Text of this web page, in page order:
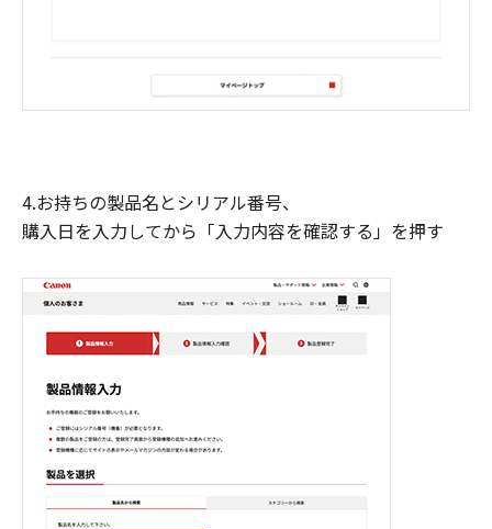
4.お持ちの製品名とシリアル番号、
購入日を入力してから「入力内容を確認する」を押す